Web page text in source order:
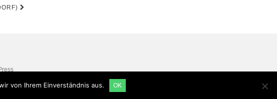
von Ihrem Einverständnis aus. OK